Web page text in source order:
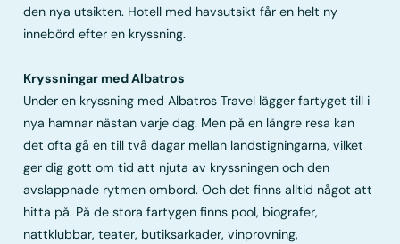
den nya utsikten. Hotell med havsutsikt får en helt ny
innebörd efter en kryssning.
Kryssningar med Albatros
Under en kryssning med Albatros Travel lägger fartyget till i
nya hamnar nästan varje dag. Men på en längre resa kan
det ofta gå en till två dagar mellan landstigningarna, vilket
ger dig gott om tid att njuta av kryssningen och den
avslappnade rytmen ombord. Och det finns alltid något att
hitta på. På de stora fartygen finns pool, biografer,
nattklubbar, teater, butiksarkader, vinprovning,